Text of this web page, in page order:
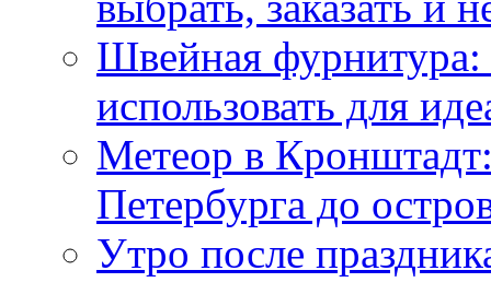
Швейная фурнитура:
использовать для
Метеор в
Петербурга до
Утро после